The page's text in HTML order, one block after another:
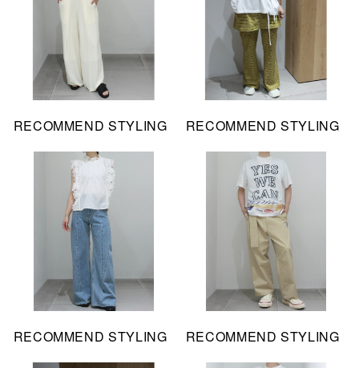
RECOMMEND STYLING RECOMMEND STYLING
RECOMMEND STYLING RECOMMEND STYLING